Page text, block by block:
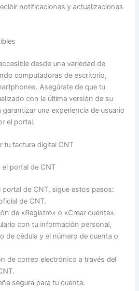
notificaciones y actualizaciones
desde una variedad de
computadoras de escritorio,
Asegúrate de que tu
con la última versión de su
una experiencia de usuario
el portal.
tu factura digital CNT
portal de CNT
portal de CNT, sigue estos pasos:
de CNT.
de «Registro» o «Crear cuenta».
con tu información personal,
de cédula y el número de cuenta o
de correo electrónico a través del
segura para tu cuenta.